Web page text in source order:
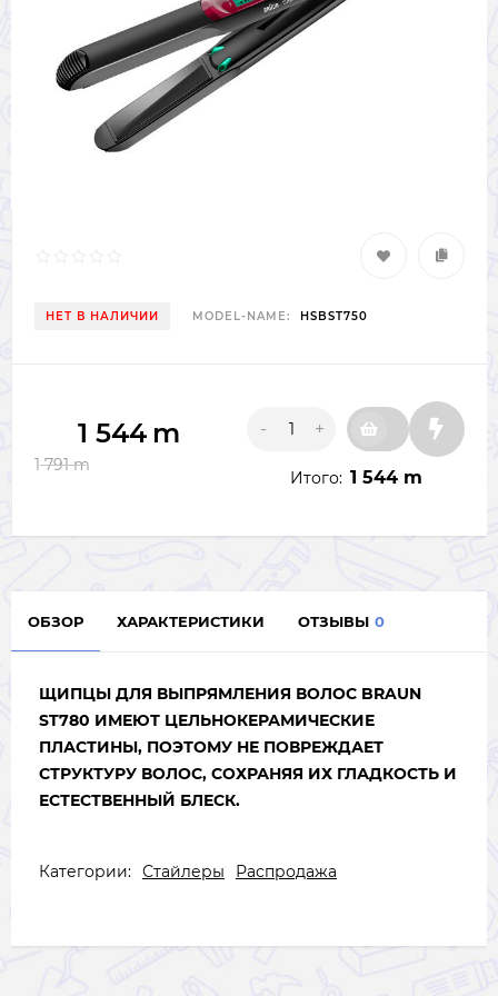
НЕТ В НАЛИЧИИ MODEL-NAME: HSBST750
1 544 m
1 791 m
- +
Итого: 1 544 m
ОБЗОР ХАРАКТЕРИСТИКИ ОТЗЫВЫ 0
ЩИПЦЫ ДЛЯ ВЫПРЯМЛЕНИЯ ВОЛОС BRAUN
ST780 ИМЕЮТ ЦЕЛЬНОКЕРАМИЧЕСКИЕ
ПЛАСТИНЫ, ПОЭТОМУ НЕ ПОВРЕЖДАЕТ
СТРУКТУРУ ВОЛОС, СОХРАНЯЯ ИХ ГЛАДКОСТЬ И
ЕСТЕСТВЕННЫЙ БЛЕСК.
Категории: Стайлеры Распродажа